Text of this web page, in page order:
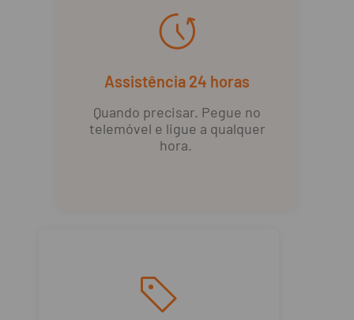
Assistência 24 horas
Quando precisar. Pegue no
telemóvel e ligue a qualquer
hora.